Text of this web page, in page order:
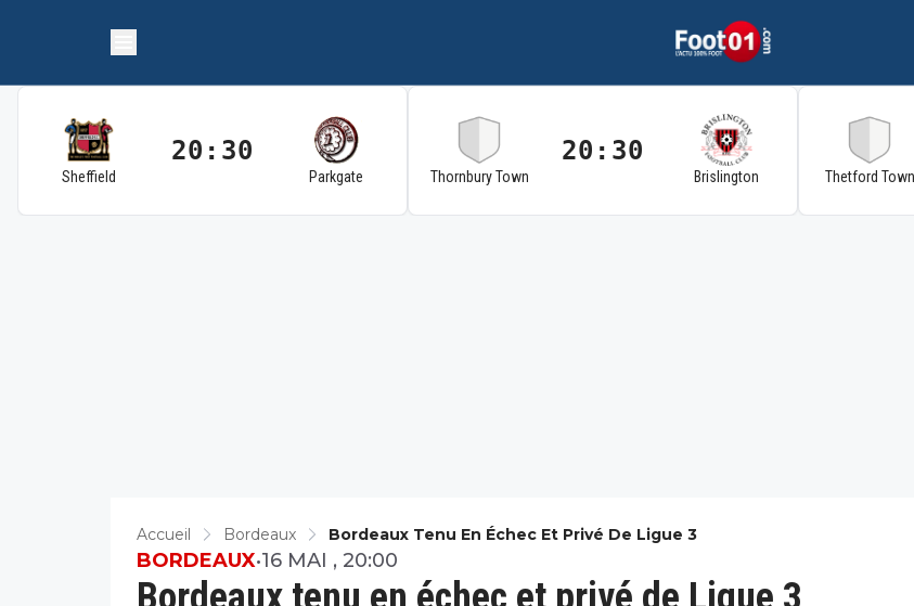
Sheffield
20:30
Parkgate Thornbury Town
20:30
Brislington Thetford Town
Accueil Bordeaux Bordeaux Tenu En Échec Et Privé De Ligue 3
BORDEAUX•16 MAI , 20:00